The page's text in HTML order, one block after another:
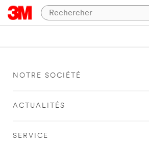
NOTRE SOCIÉTÉ
ACTUALITÉS
SERVICE